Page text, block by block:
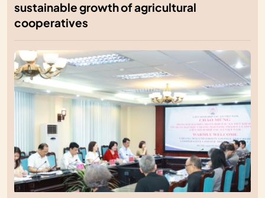
sustainable growth of agricultural
cooperatives